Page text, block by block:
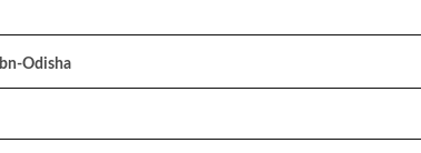
Ibn-Odisha